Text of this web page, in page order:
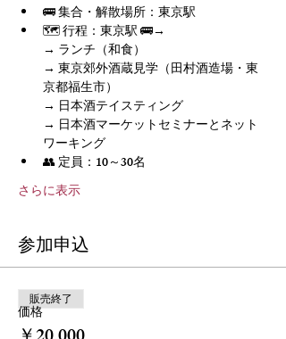
🚌 集合・解散場所：東京駅
🗺️ 行程：東京駅 🚌→
→ ランチ（和食）
→ 東京郊外酒蔵見学（田村酒造場・東
京都福生市）
→ 日本酒テイスティング
→ 日本酒マーケットセミナーとネット
ワーキング
👥 定員：10～30名
さらに表示
参加申込
価格
販売終了